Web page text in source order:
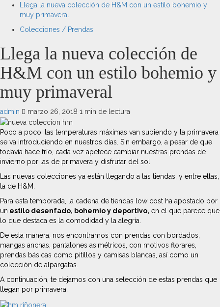
Llega la nueva colección de H&M con un estilo bohemio y
muy primaveral
Colecciones / Prendas
Llega la nueva colección de
H&M con un estilo bohemio y
muy primaveral
admin marzo 26, 2018 1 min de lectura
Poco a poco, las temperaturas máximas van subiendo y la primavera
se va introduciendo en nuestros días. Sin embargo, a pesar de que
todavía hace frío, cada vez apetece cambiar nuestras prendas de
invierno por las de primavera y disfrutar del sol.
Las nuevas colecciones ya están llegando a las tiendas, y entre ellas,
la de H&M.
Para esta temporada, la cadena de tiendas low cost ha apostado por
un estilo desenfado, bohemio y deportivo, en el que parece que
lo que destaca es la comodidad y la alegría.
De esta manera, nos encontramos con prendas con bordados,
mangas anchas, pantalones asimétricos, con motivos florares,
prendas básicas como pitillos y camisas blancas, así como un
colección de alpargatas.
A continuación, te dejamos con una selección de estas prendas que
llegan por primavera.